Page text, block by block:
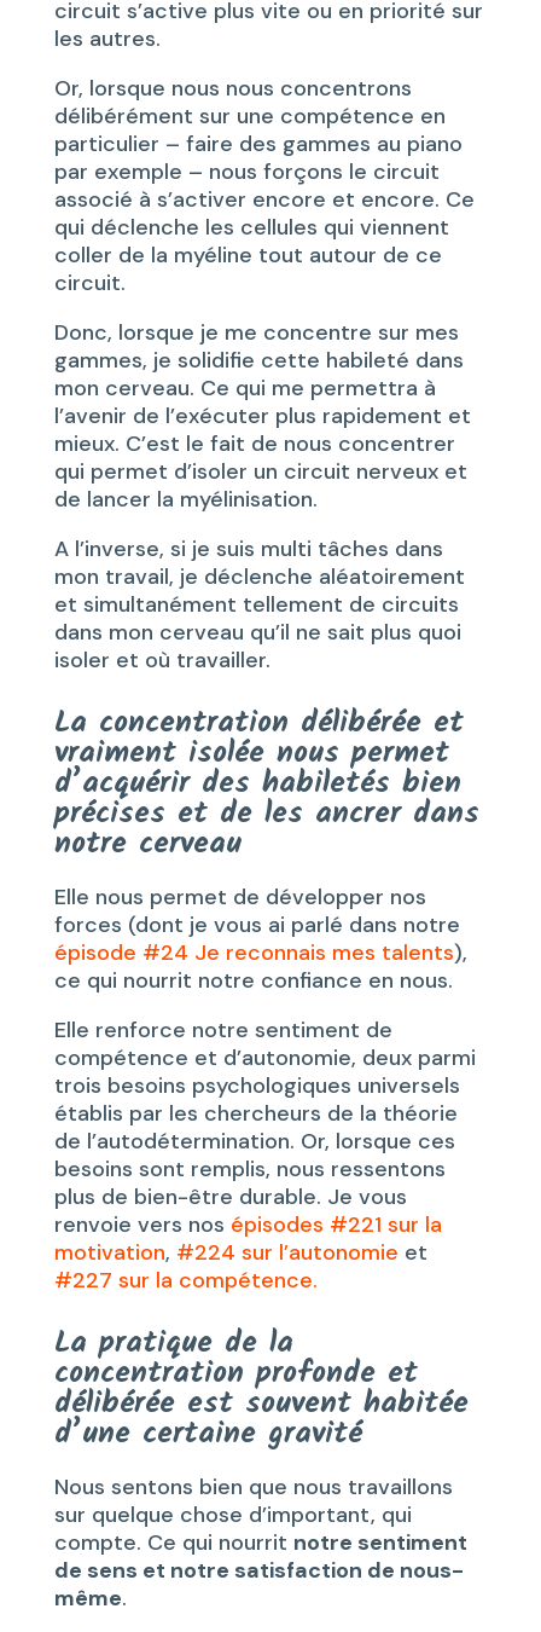
circuit s’active plus vite ou en priorité sur
les autres.
Or, lorsque nous nous concentrons
délibérément sur une compétence en
particulier – faire des gammes au piano
par exemple – nous forçons le circuit
associé à s’activer encore et encore. Ce
qui déclenche les cellules qui viennent
coller de la myéline tout autour de ce
circuit.
Donc, lorsque je me concentre sur mes
gammes, je solidifie cette habileté dans
mon cerveau. Ce qui me permettra à
l’avenir de l’exécuter plus rapidement et
mieux. C’est le fait de nous concentrer
qui permet d’isoler un circuit nerveux et
de lancer la myélinisation.
A l’inverse, si je suis multi tâches dans
mon travail, je déclenche aléatoirement
et simultanément tellement de circuits
dans mon cerveau qu’il ne sait plus quoi
isoler et où travailler.
La concentration délibérée et
vraiment isolée nous permet
d’acquérir des habiletés bien
précises et de les ancrer dans
notre cerveau
Elle nous permet de développer nos
forces (dont je vous ai parlé dans notre
épisode #24 Je reconnais mes talents),
ce qui nourrit notre confiance en nous.
Elle renforce notre sentiment de
compétence et d’autonomie, deux parmi
trois besoins psychologiques universels
établis par les chercheurs de la théorie
de l’autodétermination. Or, lorsque ces
besoins sont remplis, nous ressentons
plus de bien-être durable. Je vous
renvoie vers nos épisodes #221 sur la
motivation, #224 sur l’autonomie et
#227 sur la compétence.
La pratique de la
concentration profonde et
délibérée est souvent habitée
d’une certaine gravité
Nous sentons bien que nous travaillons
sur quelque chose d’important, qui
compte. Ce qui nourrit notre sentiment
de sens et notre satisfaction de nous-
même.